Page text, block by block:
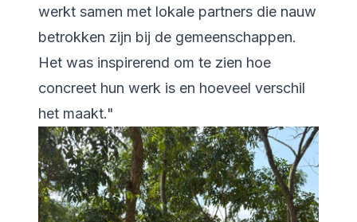
werkt samen met lokale partners die nauw
betrokken zijn bij de gemeenschappen.
Het was inspirerend om te zien hoe
concreet hun werk is en hoeveel verschil
het maakt."